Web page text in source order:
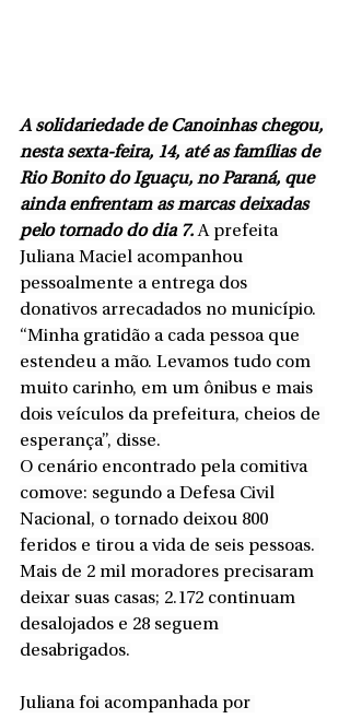
A solidariedade de Canoinhas chegou,
nesta sexta-feira, 14, até as famílias de
Rio Bonito do Iguaçu, no Paraná, que
ainda enfrentam as marcas deixadas
pelo tornado do dia 7. A prefeita
Juliana Maciel acompanhou
pessoalmente a entrega dos
donativos arrecadados no município.
“Minha gratidão a cada pessoa que
estendeu a mão. Levamos tudo com
muito carinho, em um ônibus e mais
dois veículos da prefeitura, cheios de
esperança”, disse.
O cenário encontrado pela comitiva
comove: segundo a Defesa Civil
Nacional, o tornado deixou 800
feridos e tirou a vida de seis pessoas.
Mais de 2 mil moradores precisaram
deixar suas casas; 2.172 continuam
desalojados e 28 seguem
desabrigados.
Juliana foi acompanhada por